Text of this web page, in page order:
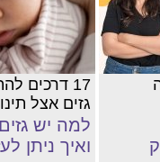
17 דרכים
גזים אצל
למה יש
ואיך ניתן